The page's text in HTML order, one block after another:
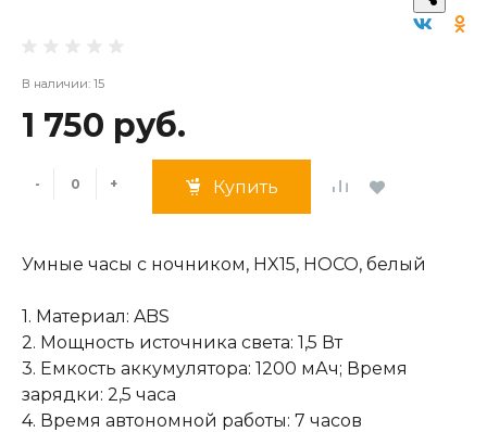
В наличии: 15
1 750 руб.
- + Купить
Умные часы с ночником, HX15, HOCO, белый
1. Материал: ABS
2. Мощность источника света: 1,5 Вт
3. Емкость аккумулятора: 1200 мАч; Время
зарядки: 2,5 часа
4. Время автономной работы: 7 часов